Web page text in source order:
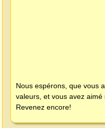
Nous espérons, que vous
valeurs, et vous avez aimé
Revenez encore!